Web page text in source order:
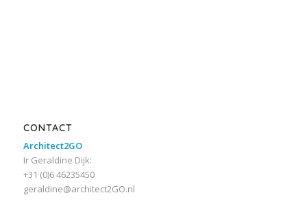
CONTACT
Architect2GO
Ir Geraldine Dijk:
+31 (0)6 46235450
geraldine@architect2GO.nl